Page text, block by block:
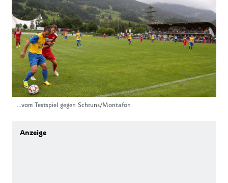
...vom Testspiel gegen Schruns/Montafon